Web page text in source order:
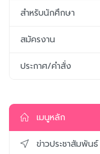
สำหรับนักศึกษา
สมัครงาน
ประกาศ/คำสั่ง
เมนูหลัก
ข่าวประชาสัมพันธ์